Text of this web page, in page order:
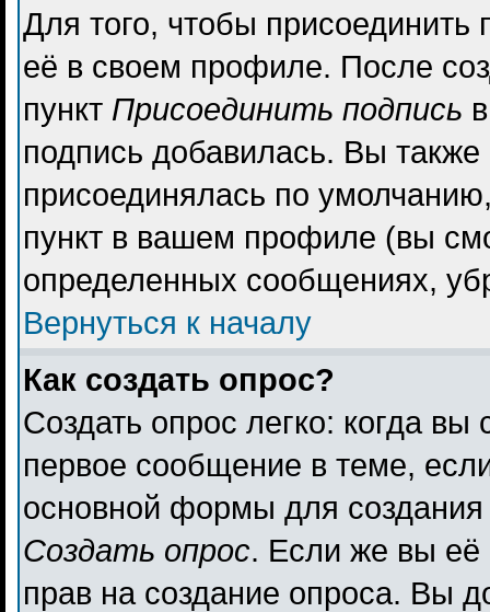
Для того, чтобы
её в своем профиле. После
пункт Присоединить подпись
подпись добавилась. Вы
присоединялась по
пункт в вашем профиле (вы
определенных сообщениях,
Вернуться к началу
Как создать опрос?
Создать опрос легко: когда вы
первое сообщение в теме,
основной формы для
Создать опрос. Если же вы её
прав на создание опроса. Вы